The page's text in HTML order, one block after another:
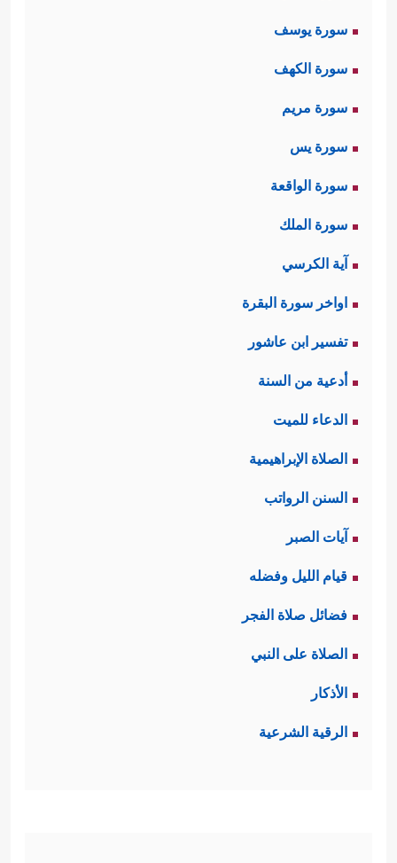
سورة يوسف
سورة الكهف
سورة مريم
سورة يس
سورة الواقعة
سورة الملك
آية الكرسي
اواخر سورة البقرة
تفسير ابن عاشور
أدعية من السنة
الدعاء للميت
الصلاة الإبراهيمية
السنن الرواتب
آيات الصبر
قيام الليل وفضله
فضائل صلاة الفجر
الصلاة على النبي
الأذكار
الرقية الشرعية